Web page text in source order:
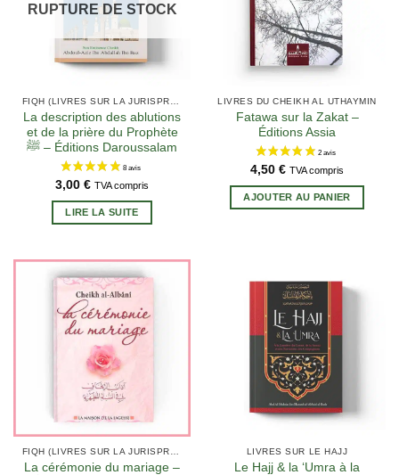
RUPTURE DE STOCK
La description des ablutions
et de la prière du Prophète
ﷺ – Éditions Daroussalam
3,00 € TVA compris
LIRE LA SUITE
LIVRES DU CHEIKH AL UTHAYMIN
Fatawa sur la Zakat –
Éditions Assia
4,50 € TVA compris
AJOUTER AU PANIER
La cérémonie du mariage –
LIVRES SUR LE HAJJ
Le Hajj & la ‘Umra à la